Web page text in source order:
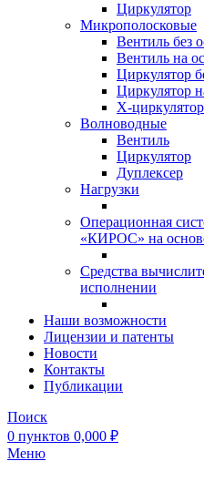
Циркулятор
Микрополосковые
Вентиль без
Вентиль на
Циркулятор
Циркулятор
Х-
Волноводные
Вентиль
Циркулятор
Дуплексер
Нагрузки
Операционная
«КИРОС» на
Средства
исполнении
Наши возможности
Лицензии и патенты
Новости
Контакты
Публикации
Поиск
0 пунктов 0,000 ₽
Меню